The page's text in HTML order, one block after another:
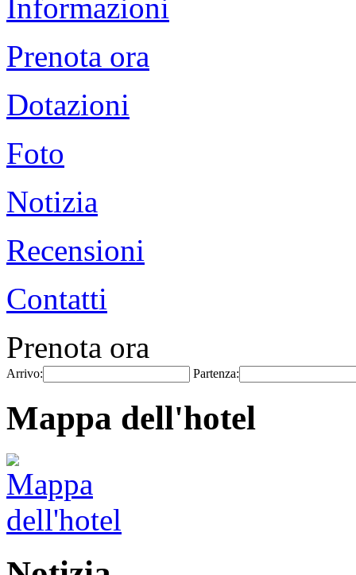
Informazioni
Prenota ora
Dotazioni
Foto
Notizia
Recensioni
Contatti
Prenota ora
Arrivo: Partenza:
Mappa dell'hotel